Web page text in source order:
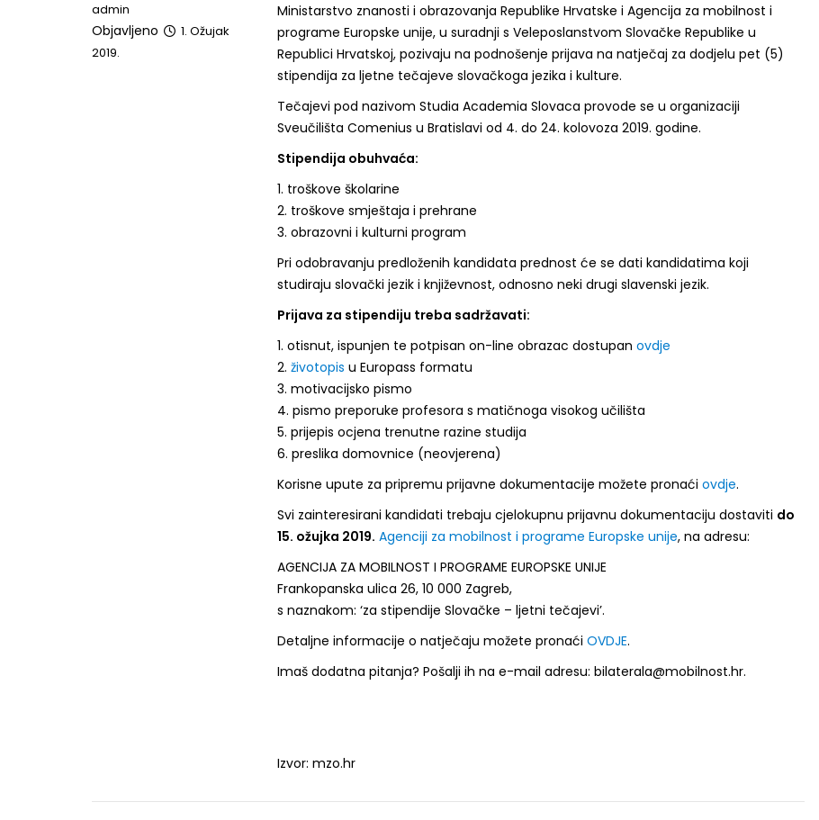
Ministarstvo znanosti i obrazovanja Republike Hrvatske i Agencija za mobilnost i
programe Europske unije, u suradnji s Veleposlanstvom Slovačke Republike u
Republici Hrvatskoj, pozivaju na podnošenje prijava na natječaj za dodjelu pet (5)
stipendija za ljetne tečajeve slovačkoga jezika i kulture.
Tečajevi pod nazivom Studia Academia Slovaca provode se u organizaciji
Sveučilišta Comenius u Bratislavi od 4. do 24. kolovoza 2019. godine.
Stipendija obuhvaća:
1. troškove školarine
2. troškove smještaja i prehrane
3. obrazovni i kulturni program
Pri odobravanju predloženih kandidata prednost će se dati kandidatima koji
studiraju slovački jezik i književnost, odnosno neki drugi slavenski jezik.
Prijava za stipendiju treba sadržavati:
1. otisnut, ispunjen te potpisan on-line obrazac dostupan ovdje
2. životopis u Europass formatu
3. motivacijsko pismo
4. pismo preporuke profesora s matičnoga visokog učilišta
5. prijepis ocjena trenutne razine studija
6. preslika domovnice (neovjerena)
Korisne upute za pripremu prijavne dokumentacije možete pronaći ovdje.
Svi zainteresirani kandidati trebaju cjelokupnu prijavnu dokumentaciju dostaviti do
15. ožujka 2019. Agenciji za mobilnost i programe Europske unije, na adresu:
AGENCIJA ZA MOBILNOST I PROGRAME EUROPSKE UNIJE
Frankopanska ulica 26, 10 000 Zagreb,
s naznakom: ‘za stipendije Slovačke – ljetni tečajevi’.
Detaljne informacije o natječaju možete pronaći OVDJE.
Imaš dodatna pitanja? Pošalji ih na e-mail adresu: bilaterala@mobilnost.hr.
Izvor: mzo.hr
admin
Objavljeno
1. Ožujak
2019.